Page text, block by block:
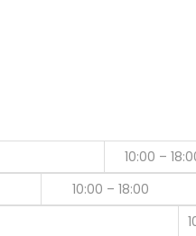
10:00 –
10:00 – 18:00